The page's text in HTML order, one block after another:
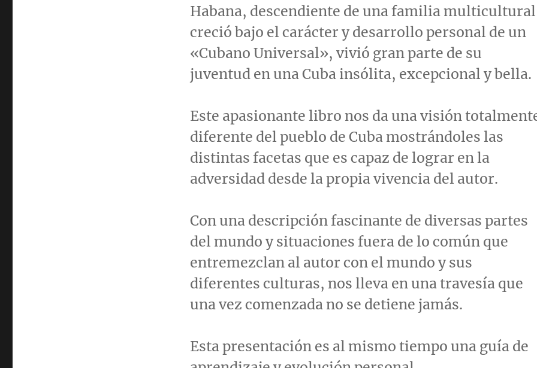
Habana, descendiente de una familia
creció bajo el carácter y desarrollo personal de un
«Cubano Universal», vivió gran parte de su
juventud en unaCubainsólita, excepcional y bella.
Este apasionante libro nos da una visión
diferente del pueblo de Cubamostrándoles las
distintas facetas que es capaz de lograr en la
adversidad desde la propia vivencia del autor.
Con una descripción fascinante de diversas partes
del mundo y situaciones fuera de lo común que
entremezclan al autor con el mundo y sus
diferentes culturas, nos lleva en una travesía que
una vez comenzada no se detiene jamás.
Esta presentación es al mismo tiempo una guía de